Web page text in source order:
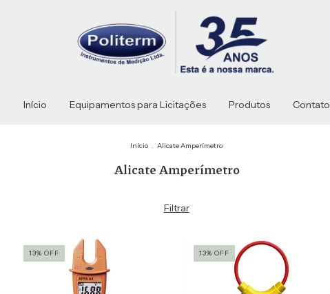
Início Equipamentos para Licitações Produtos Contato
Início . Alicate Amperímetro
Alicate Amperímetro
Filtrar
13% OFF 13% OFF